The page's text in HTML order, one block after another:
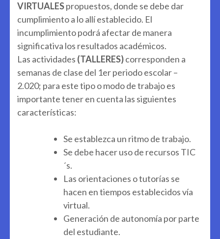
VIRTUALESpropuestos, donde se debe dar
cumplimiento a lo allí establecido. El
incumplimiento podrá afectar de manera
significativa los resultados académicos.
Las actividades (TALLERES)corresponden a
semanas de clase del 1er periodo escolar –
2.020; para este tipo o modo de trabajo es
importante tener en cuenta las siguientes
características:
Se establezca un ritmo de trabajo.
Se debe hacer uso de recursos TIC
´s.
Las orientaciones o tutorías se
hacen en tiempos establecidos vía
virtual.
Generación de autonomía por parte
del estudiante.